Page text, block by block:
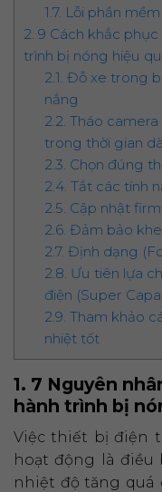
1.7. Lỗi phần
2. 9 Cách khắc
trình bị nóng hiệu
2.1. Đỗ xe trong
nắng
2.2. Tháo
trong thời gian
2.3. Chọn đúng
2.4. Tắt các tính
2.5. Cập nhật
2.6. Đảm bảo
2.7. Định dạng
2.8. Ưu tiên lựa
điện (Super
2.9. Tham khảo
nhiệt tốt
1. 7 Nguyên
hành trình bị
Việc thiết bị điện
hoạt động là điều
nhiệt độ tăng quá